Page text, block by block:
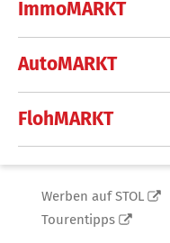
ImmoMARKT
AutoMARKT
FlohMARKT
Werben auf STOL
Tourentipps